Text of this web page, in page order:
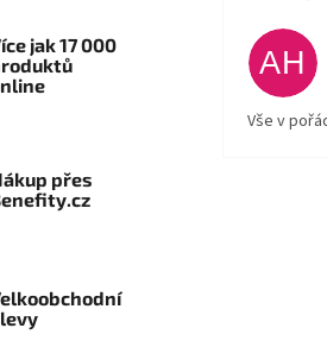
jak 17 000
přes
AH
Vše v